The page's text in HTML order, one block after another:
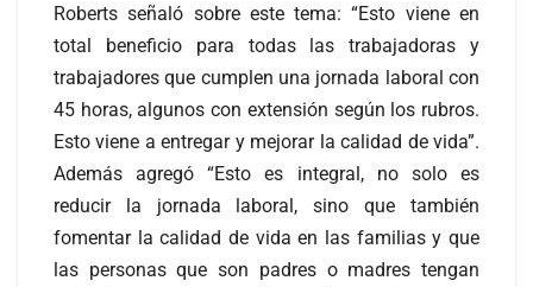
Roberts señaló sobre este tema: “Esto viene en
total beneficio para todas las trabajadoras y
trabajadores que cumplen una jornada laboral con
45 horas, algunos con extensión según los rubros.
Esto viene a entregar y mejorar la calidad de vida”.
Además agregó “Esto es integral, no solo es
reducir la jornada laboral, sino que también
fomentar la calidad de vida en las familias y que
las personas que son padres o madres tengan